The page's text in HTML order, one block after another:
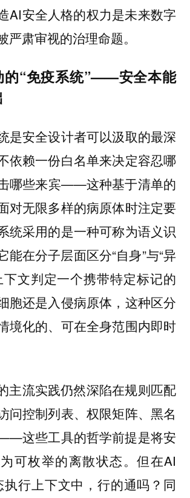
AI安全人格的权力是未来数字
严肃审视的治理命题。
的“免疫系统”——安全本能
是安全设计者可以汲取的最深
依赖一份白名单来决定容忍哪
哪些来宾——这种基于清单的
对无限多样的病原体时注定要
统采用的是一种可称为语义识
能在分子层面区分“自身”与“异
下文判定一个携带特定标记的
胞还是入侵病原体，这种区分
境化的、可在全身范围内即时
主流实践仍然深陷在规则匹配
问控制列表、权限矩阵、黑名
这些工具的哲学前提是将安
可枚举的离散状态。但在AI
执行上下文中，行的通吗？同